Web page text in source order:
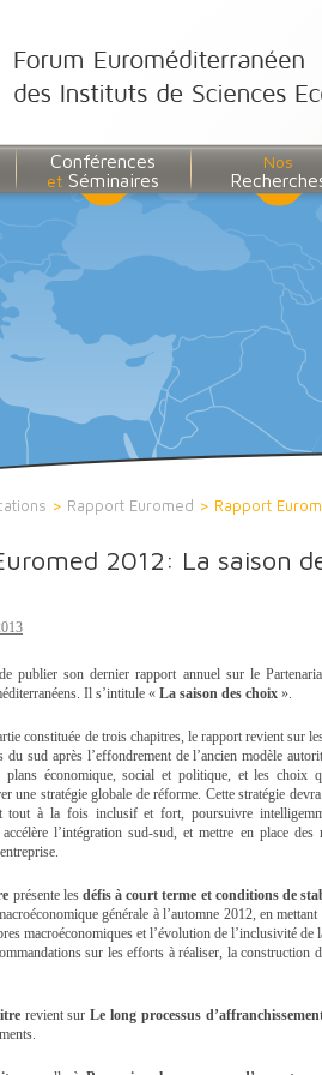
Conférences
et Séminaires
Nos
> Rapport Euromed > Rapport
2012: La saison
publier son dernier rapport annuel sur le
Il s’intitule « La saison des choix ».
constituée de trois chapitres, le rapport revient sur
du sud après l’effondrement de l’ancien modèle
économique, social et politique, et les choix
une stratégie globale de réforme. Cette stratégie
tout à la fois inclusif et fort, poursuivre
l’intégration sud-sud, et mettre en place des
présente les défis à court terme et conditions de
générale à l’automne 2012, en
macroéconomiques et l’évolution de l’inclusivité de
sur les efforts à réaliser, la construction
revient sur Le long processus